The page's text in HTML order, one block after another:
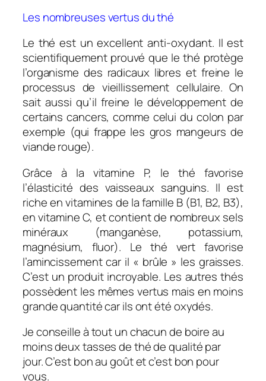
Les nombreuses vertus du thé
Le thé est un excellent anti-oxydant. Il est
scientifiquement prouvé que le thé protège
l’organisme des radicaux libres et freine le
processus de vieillissement cellulaire. On
sait aussi qu’il freine le développement de
certains cancers, comme celui du colon par
exemple (qui frappe les gros mangeurs de
viande rouge).
Grâce à la vitamine P, le thé favorise
l’élasticité des vaisseaux sanguins. Il est
riche en vitamines de la famille B (B1, B2, B3),
en vitamine C, et contient de nombreux sels
minéraux (manganèse, potassium,
magnésium, fluor). Le thé vert favorise
l’amincissement car il « brûle » les graisses.
C’est un produit incroyable. Les autres thés
possèdent les mêmes vertus mais en moins
grande quantité car ils ont été oxydés.
Je conseille à tout un chacun de boire au
moins deux tasses de thé de qualité par
jour. C’est bon au goût et c’est bon pour
vous.